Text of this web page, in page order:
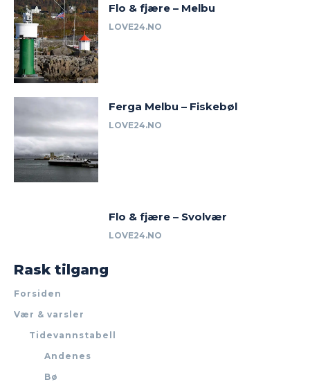
Flo & fjære – Melbu
LOVE24.NO
Ferga Melbu – Fiskebøl
LOVE24.NO
Flo & fjære – Svolvær
LOVE24.NO
Rask tilgang
Forsiden
Vær & varsler
Tidevannstabell
Andenes
Bø